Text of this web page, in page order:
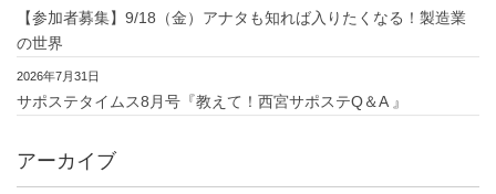
【参加者募集】9/18（金）アナタも知れば入りたくなる！製造業
の世界
2026年7月31日
サポステタイムス8月号『教えて！西宮サポステQ＆A 』
アーカイブ